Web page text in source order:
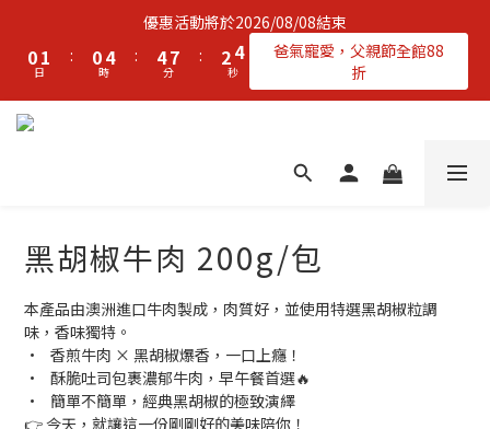
優惠活動將於2026/08/08結束
01
0
日
:
04
3
2
時
:
6
5
4
3
2
9
8
7
6
5
分
:
4
3
2
1
0
4
3
2
1
秒
爸氣寵愛，父親節全館88
折
黑胡椒牛肉 200g/包
本產品由澳洲進口牛肉製成，肉質好，並使用特選黑胡椒粒調
味，香味獨特。
•	香煎牛肉 × 黑胡椒爆香，一口上癮！
•	酥脆吐司包裹濃郁牛肉，早午餐首選🔥
•	簡單不簡單，經典黑胡椒的極致演繹
👉 今天，就讓這一份剛剛好的美味陪你！